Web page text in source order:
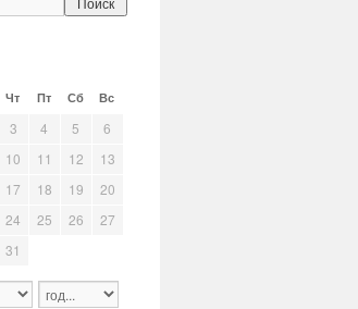
Чт Пт Сб Вс
3 4 5
6
10 11 12
13
17 18 19
20
24 25 26
27
31